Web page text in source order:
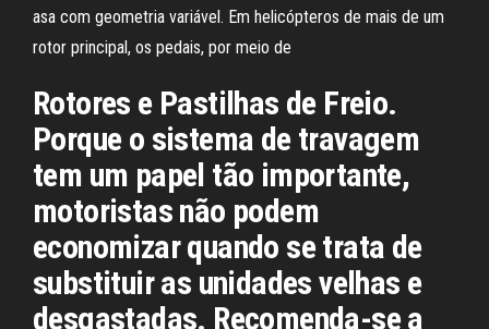
asa com geometria variável. Em helicópteros de mais de um
rotor principal, os pedais, por meio de
Rotores e Pastilhas de Freio.
Porque o sistema de travagem
tem um papel tão importante,
motoristas não podem
economizar quando se trata de
substituir as unidades velhas e
desgastadas. Recomenda-se a